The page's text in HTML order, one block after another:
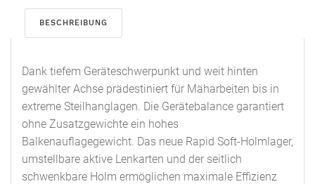
BESCHREIBUNG
Dank tiefem Geräteschwerpunkt und weit hinten
gewählter Achse prädestiniert für Mäharbeiten bis in
extreme Steilhanglagen. Die Gerätebalance garantiert
ohne Zusatzgewichte ein hohes
Balkenauflagegewicht. Das neue Rapid Soft-Holmlager,
umstellbare aktive Lenkarten und der seitlich
schwenkbare Holm ermöglichen maximale Effizienz